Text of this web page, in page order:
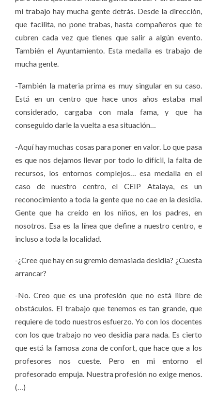
mi trabajo hay mucha gente detrás. Desde la dirección,
que facilita, no pone trabas, hasta compañeros que te
cubren cada vez que tienes que salir a algún evento.
También el Ayuntamiento. Esta medalla es trabajo de
mucha gente.
-También la materia prima es muy singular en su caso.
Está en un centro que hace unos años estaba mal
considerado, cargaba con mala fama, y que ha
conseguido darle la vuelta a esa situación…
-Aquí hay muchas cosas para poner en valor. Lo que pasa
es que nos dejamos llevar por todo lo difícil, la falta de
recursos, los entornos complejos… esa medalla en el
caso de nuestro centro, el CEIP Atalaya, es un
reconocimiento a toda la gente que no cae en la desidia.
Gente que ha creído en los niños, en los padres, en
nosotros. Esa es la línea que define a nuestro centro, e
incluso a toda la localidad.
-¿Cree que hay en su gremio demasiada desidia? ¿Cuesta
arrancar?
-No. Creo que es una profesión que no está libre de
obstáculos. El trabajo que tenemos es tan grande, que
requiere de todo nuestros esfuerzo. Yo con los docentes
con los que trabajo no veo desidia para nada. Es cierto
que está la famosa zona de confort, que hace que a los
profesores nos cueste. Pero en mi entorno el
profesorado empuja. Nuestra profesión no exige menos.
(…)